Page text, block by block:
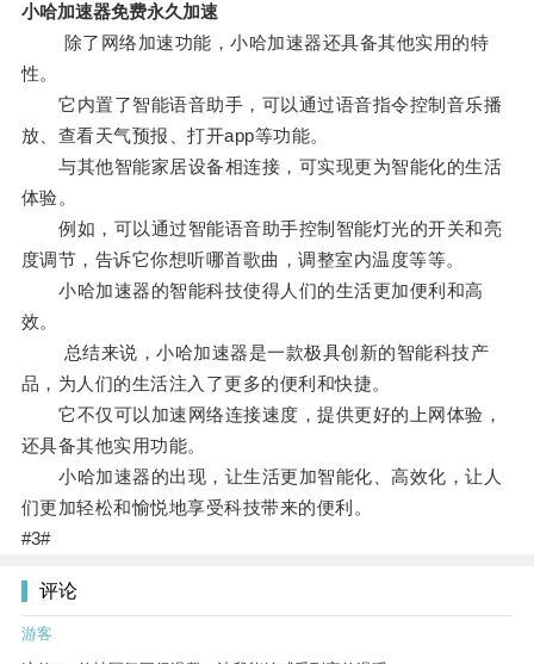
小哈加速器免费永久加速
除了网络加速功能，小哈加速器还具备其他实用的特
性。
它内置了智能语音助手，可以通过语音指令控制音乐播
放、查看天气预报、打开app等功能。
与其他智能家居设备相连接，可实现更为智能化的生活
体验。
例如，可以通过智能语音助手控制智能灯光的开关和亮
度调节，告诉它你想听哪首歌曲，调整室内温度等等。
小哈加速器的智能科技使得人们的生活更加便利和高
效。
总结来说，小哈加速器是一款极具创新的智能科技产
品，为人们的生活注入了更多的便利和快捷。
它不仅可以加速网络连接速度，提供更好的上网体验，
还具备其他实用功能。
小哈加速器的出现，让生活更加智能化、高效化，让人
们更加轻松和愉悦地享受科技带来的便利。
#3#
评论
游客